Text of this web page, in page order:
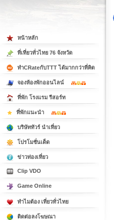
หน้าหลัก
ที่เที่ยวทั่วไทย 76 จังหวัด
ทำCRateกับTTT ได้มากกว่าที่คิด
จองห้องพักออนไลน์
ที่พัก โรงแรม รีสอร์ท
ที่พักแนะนำ
บริษัททัวร์ นำเที่ยว
โปรโมชั่นเด็ด
ข่าวท่องเที่ยว
Clip VDO
Game Online
ทำไมต้อง เที่ยวทั่วไทย
ติดต่อลงโฆษณา